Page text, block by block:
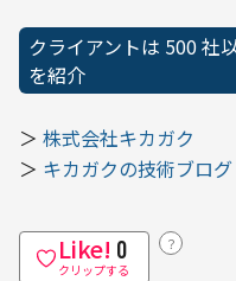
クライアントは 500 社
を紹介
＞ 株式会社キカガク
＞ キカガクの技術ブログ
Like! 0
クリップする
？